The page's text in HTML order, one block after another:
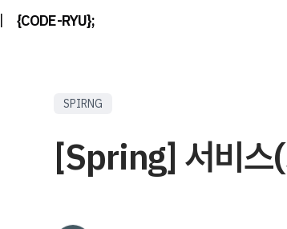
| {CODE-RYU};
SPIRNG
[Spring] 서비스